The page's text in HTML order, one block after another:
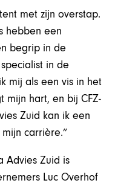
met zijn overstap.
hebben een
begrip in de
in de
mij als een vis in het
mijn hart, en bij CFZ-
Zuid kan ik een
carrière.”
Advies Zuid is
Luc Overhof